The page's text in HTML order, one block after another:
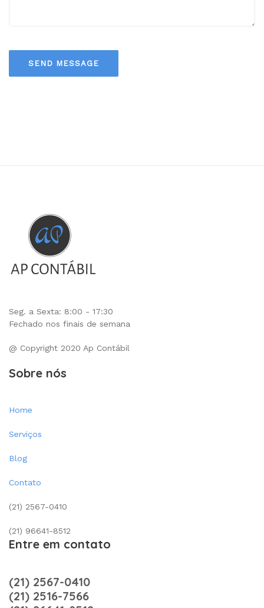
Seg. a Sexta: 8:00 - 17:30
Fechado nos finais de semana
@ Copyright 2020 Ap Contábil
Sobre nós
Home
Serviços
Blog
Contato
(21) 2567-0410
(21) 96641-8512
Entre em contato
(21) 2567-0410
(21) 2516-7566